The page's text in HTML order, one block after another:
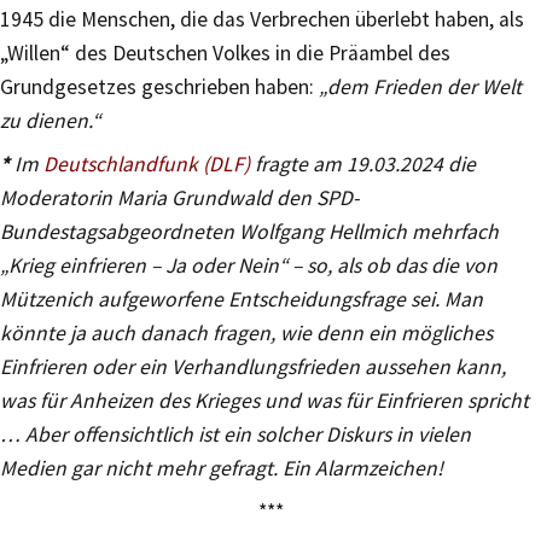
1945 die Menschen, die das Verbrechen überlebt haben, als
„Willen“ des Deutschen Volkes in die Präambel des
Grundgesetzes geschrieben haben: „dem Frieden der Welt
zu dienen.“
*Im Deutschlandfunk (DLF)fragte am 19.03.2024 die
Moderatorin Maria Grundwald den SPD-
Bundestagsabgeordneten Wolfgang Hellmich mehrfach
„Krieg einfrieren – Ja oder Nein“ – so, als ob das die von
Mützenich aufgeworfene Entscheidungsfrage sei. Man
könnte ja auch danach fragen, wie denn ein mögliches
Einfrieren oder ein Verhandlungsfrieden aussehen kann,
was für Anheizen des Krieges und was für Einfrieren spricht
… Aber offensichtlich ist ein solcher Diskurs in vielen
Medien gar nicht mehr gefragt. Ein Alarmzeichen!
***